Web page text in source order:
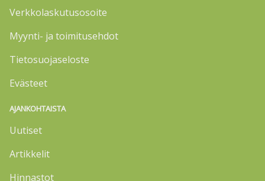
Verkkolaskutusosoite
Myynti- ja toimitusehdot
Tietosuojaseloste
Evästeet
AJANKOHTAISTA
Uutiset
Artikkelit
Hinnastot